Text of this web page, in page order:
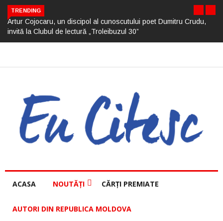
TRENDING
Artur Cojocaru, un discipol al cunoscutului poet Dumitru Crudu,
invită la Clubul de lectură „Troleibuzul 30”
ACASA NOUTĂȚI CĂRȚI PREMIATE
AUTORI DIN REPUBLICA MOLDOVA